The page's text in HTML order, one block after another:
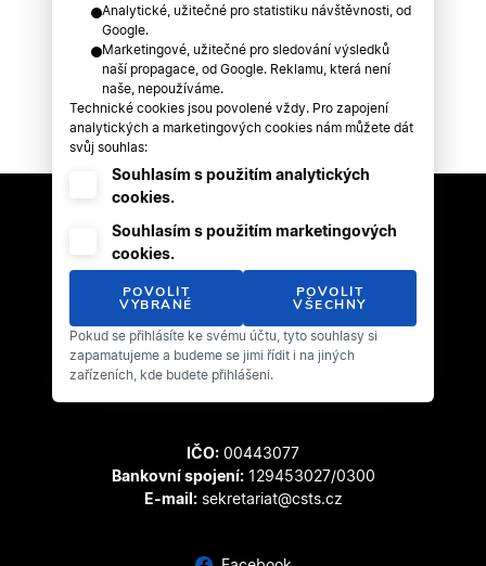
Český svaz tanečního sportu
Zátopkova 100/2
169 00 Praha 6 - Břevnov
IČO: 00443077
Bankovní spojení:129453027/0300
E-mail:sekretariat@csts.cz
Analytické, užitečné pro statistiku návštěvnosti, od
Google.
Marketingové, užitečné pro sledování výsledků
naší propagace, od Google. Reklamu, která není
naše, nepoužíváme.
Technické cookies jsou povolené vždy. Pro zapojení
analytických a marketingových cookies nám můžete dát
svůj souhlas:
Souhlasím s použitím analytických
cookies.
Souhlasím s použitím marketingových
cookies.
POVOLIT
VYBRANÉ
POVOLIT
VŠECHNY
Pokud se přihlásíte ke svému účtu, tyto souhlasy si
zapamatujeme a budeme se jimi řídit i na jiných
zařízeních, kde budete přihlášeni.